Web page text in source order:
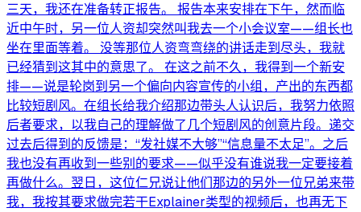
三天，我还在准备转正报告。 报告本来安排在下午，然而临
近中午时，另一位人资却突然叫我去一个小会议室——组长也
坐在里面等着。 没等那位人资弯弯绕的讲话走到尽头，我就
已经猜到这其中的意思了。 在这之前不久，我得到一个新安
排——说是轮岗到另一个偏向内容宣传的小组，产出的东西都
比较短剧风。在组长给我介绍那边带头人认识后，我努力依照
后者要求，以我自己的理解做了几个短剧风的创意片段。递交
过去后得到的反馈是：“发社媒不大够”“信息量不太足”。之后
我也没有再收到一些别的要求——似乎没有谁说我一定要接着
再做什么。翌日，这位仁兄说让他们那边的另外一位兄弟来带
我，我按其要求做完若干Explainer类型的视频后，也再无下